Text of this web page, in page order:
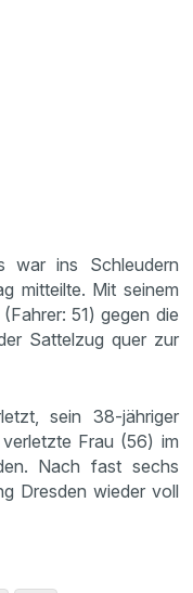
war ins Schleudern
mitteilte. Mit seinem
51) gegen die
Sattelzug quer zur
sein 38-jähriger
Frau (56) im
Nach fast sechs
Dresden wieder voll